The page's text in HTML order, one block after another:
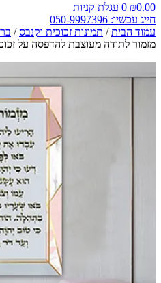
₪0.00
0 עגלת קניות
חייג עכשיו: 050-9997396
עמוד הבית/ תמונות זכוכית וקנבס/
מזמור לתודה מעוצבת להדפסה על